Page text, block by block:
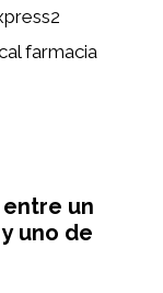
farmacia
un
uno de